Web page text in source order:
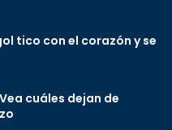
tico con el corazón y se
cuáles dejan de